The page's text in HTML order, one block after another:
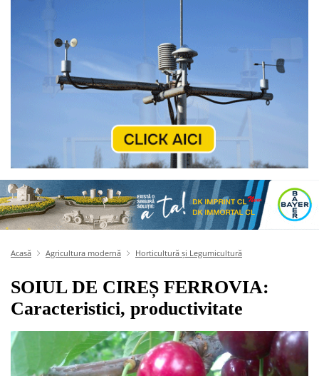
Acasă Agricultura modernă Horticultură și Legumicultură
SOIUL DE CIREȘ FERROVIA:
Caracteristici, productivitate